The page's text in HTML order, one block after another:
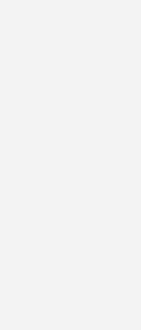
Karten des Künstlers
unter anderem, wie das Leben
gab es konkrete
für die Digitalisierung von
die
zielt darauf ab, digitale
über die automatisierte
Montage zu erarbeiten.
jedoch neue
werden (